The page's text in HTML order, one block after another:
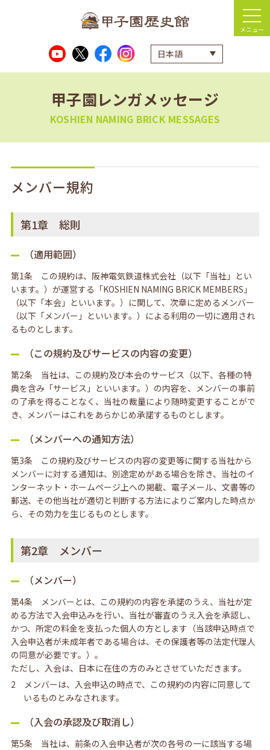
メニュー
甲子園レンガメッセージ
KOSHIEN NAMING BRICK MESSAGES
メンバー規約
第1章 総則
（適用範囲）
第1条 この規約は、阪神電気鉄道株式会社（以下「当社」とい
います。）が運営する「KOSHIEN NAMING BRICK MEMBERS」
（以下「本会」といいます。）に関して、次章に定めるメンバー
（以下「メンバー」といいます。）による利用の一切に適用され
るものとします。
（この規約及びサービスの内容の変更）
第2条 当社は、この規約及び本会のサービス（以下、各種の特
典を含み「サービス」といいます。）の内容を、メンバーの事前
の了承を得ることなく、当社の裁量により随時変更することがで
き、メンバーはこれをあらかじめ承諾するものとします。
（メンバーへの通知方法）
第3条 この規約及びサービスの内容の変更等に関する当社から
メンバーに対する通知は、別途定めがある場合を除き、当社のイ
ンターネット・ホームページ上への掲載、電子メール、文書等の
郵送、その他当社が適切と判断する方法によりご案内した時点か
ら、その効力を生じるものとします。
第2章 メンバー
（メンバー）
第4条 メンバーとは、この規約の内容を承諾のうえ、当社が定
める方法で入会申込みを行い、当社が審査のうえ入会を承認し、
かつ、所定の料金を支払った個人の方とします（当該申込時点で
入会申込者が未成年者である場合は、その保護者等の法定代理人
の同意が必要です。）。
ただし、入会は、日本に在住の方のみとさせていただきます。
2 メンバーは、入会申込の時点で、この規約の内容に同意して
いるものとみなされます。
（入会の承認及び取消し）
第5条 当社は、前条の入会申込者が次の各号の一に該当する場